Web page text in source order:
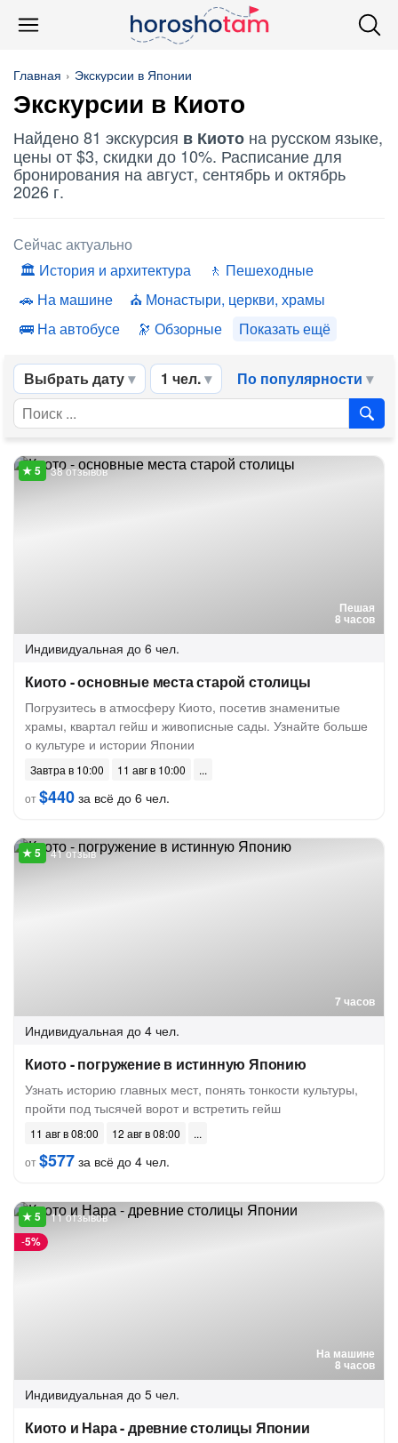
Главная Экскурсии в Японии
Экскурсии в Киото
Найдено 81 экскурсия в Киото на русском языке,
цены от $3, скидки до 10%. Расписание для
бронирования на август, сентябрь и октябрь
2026 г.
Сейчас актуально
История и архитектура
Пешеходные
На машине
Монастыри, церкви, храмы
На автобусе
Обзорные Показать ещё
Выбрать дату 1 чел. По популярности
Пешая
8 часов
38 отзывов
Индивидуальная до 6 чел.
Киото - основные места старой столицы
Погрузитесь в атмосферу Киото, посетив знаменитые
храмы, квартал гейш и живописные сады. Узнайте больше
о культуре и истории Японии
Завтра в 10:00
11 авг в 10:00
от$440 за всё до 6 чел.
7 часов
41 отзыв
Индивидуальная до 4 чел.
Киото - погружение в истинную Японию
Узнать историю главных мест, понять тонкости культуры,
пройти под тысячей ворот и встретить гейш
11 авг в 08:00
12 авг в 08:00
от$577 за всё до 4 чел.
На машине
8 часов
-5%
11 отзывов
Индивидуальная до 5 чел.
Киото и Нара - древние столицы Японии